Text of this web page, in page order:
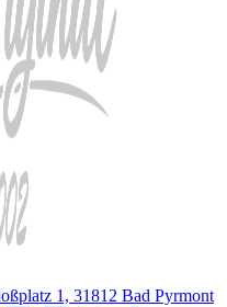
1, 31812 Bad Pyrmont